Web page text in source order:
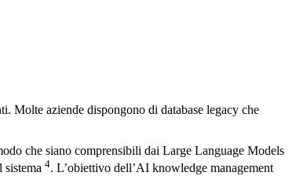
Molte aziende dispongono di database legacy che
che siano comprensibili dai Large Language Models
sistema 4. L’obiettivo dell’AI knowledge management